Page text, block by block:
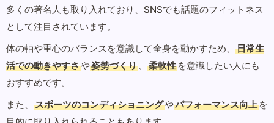
多くの著名人も取り入れており、SNSでも話題のフィットネス
として注目されています。
体の軸や重心のバランスを意識して全身を動かすため、
日常生
活での動きやすさや姿勢づくり 、 柔軟性 を意識したい人にも
おすすめです。
また、
スポーツのコンディショニングやパフォーマンス向上 を